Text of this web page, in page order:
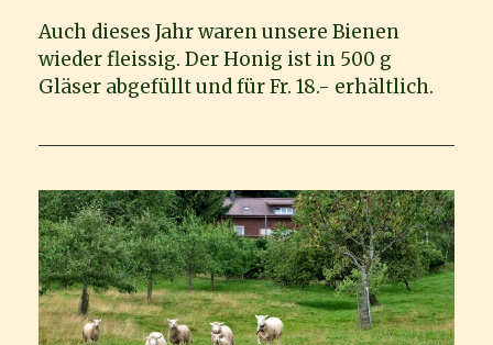
Auch dieses Jahr waren unsere Bienen
wieder fleissig. Der Honig ist in 500 g
Gläser abgefüllt und für Fr. 18.- erhältlich.